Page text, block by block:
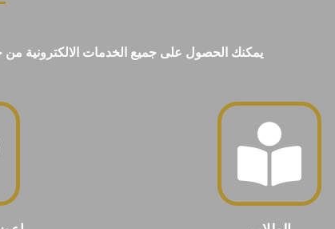
يمكنك الحصول على جميع الخدمات الالكترونية من